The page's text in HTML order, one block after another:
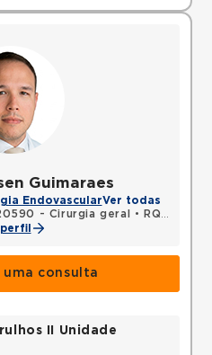
Guimaraes
EndovascularVer todas
- Cirurgia geral •
RQE 123648 - Cirurgia vascular
uma consulta
II Unidade